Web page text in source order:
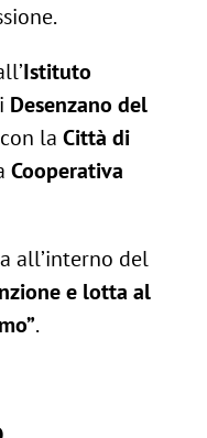
Istituto
Desenzano del
laCittà di
Cooperativa
all’interno del
e lotta al
.